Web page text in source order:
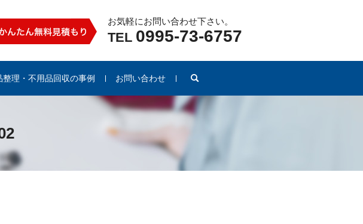
お気軽にお問い合わせ下さい。
TEL 0995-73-6757
整理・不用品回収の事例 お問い合わせ